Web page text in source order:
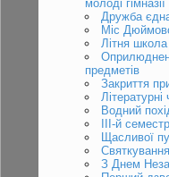
молоді гімназії
Дружба
Міс
Літня
предметів
Закриття
Водний
ІІІ-й
Щасливої
З Днем